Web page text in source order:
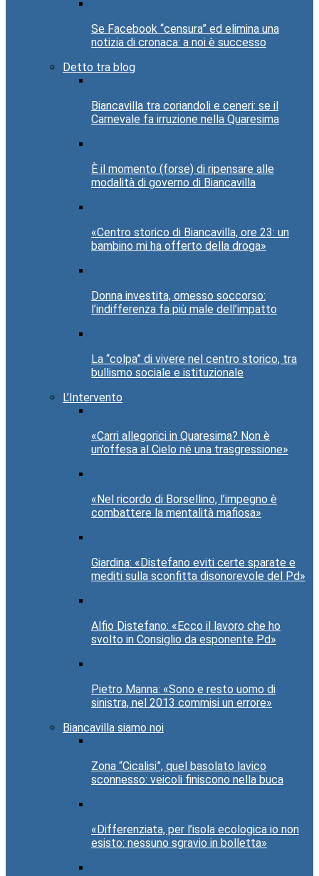
Se Facebook “censura” ed elimina una
notizia di cronaca: a noi è successo
Detto tra blog
Biancavilla tra coriandoli e ceneri: se il
Carnevale fa irruzione nella Quaresima
È il momento (forse) di ripensare alle
modalità di governo di Biancavilla
«Centro storico di Biancavilla, ore 23: un
bambino mi ha offerto della droga»
Donna investita, omesso soccorso:
l’indifferenza fa più male dell’impatto
La “colpa” di vivere nel centro storico, tra
bullismo sociale e istituzionale
L’Intervento
«Carri allegorici in Quaresima? Non è
un’offesa al Cielo né una trasgressione»
«Nel ricordo di Borsellino, l’impegno è
combattere la mentalità mafiosa»
Giardina: «Distefano eviti certe sparate e
mediti sulla sconfitta disonorevole del Pd»
Alfio Distefano: «Ecco il lavoro che ho
svolto in Consiglio da esponente Pd»
Pietro Manna: «Sono e resto uomo di
sinistra, nel 2013 commisi un errore»
Biancavilla siamo noi
Zona “Cicalisi”, quel basolato lavico
sconnesso: veicoli finiscono nella buca
«Differenziata, per l’isola ecologica io non
esisto: nessuno sgravio in bolletta»